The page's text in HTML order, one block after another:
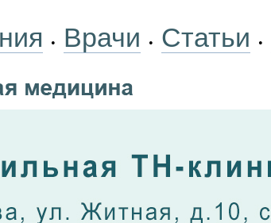
• Врачи • Статьи •